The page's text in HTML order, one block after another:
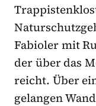
Fabioler mit
der über das
reicht. Über
gelangen